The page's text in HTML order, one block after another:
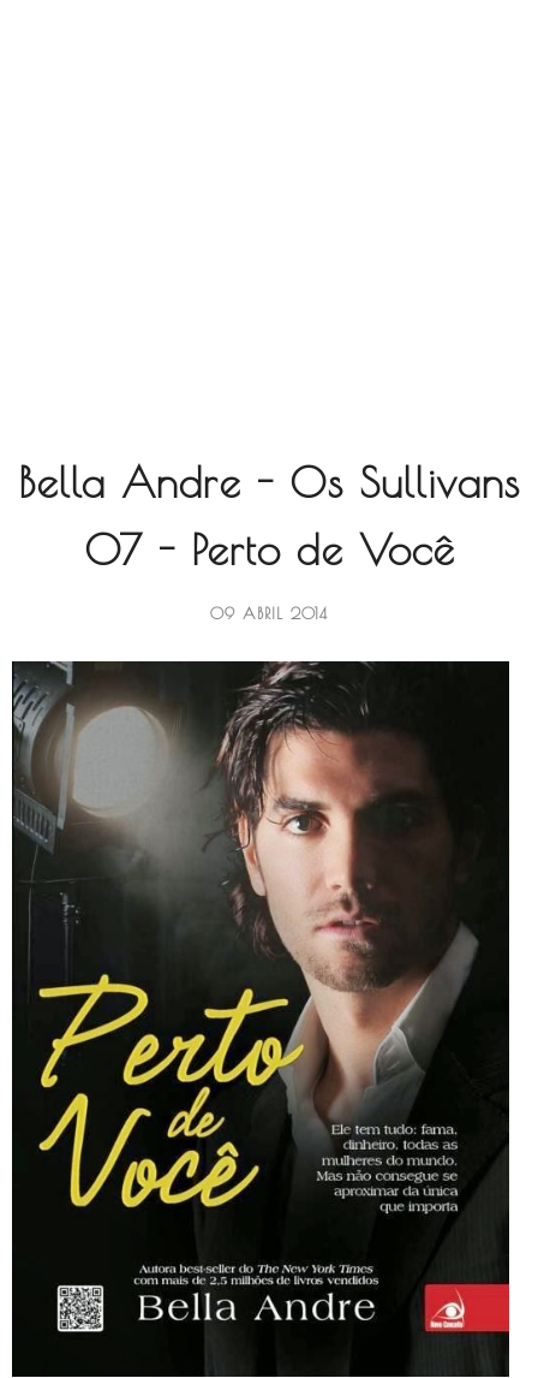
Bella Andre - Os Sullivans
07 - Perto de Você
09 ABRIL 2014